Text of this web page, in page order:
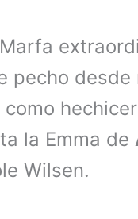
pecho
la Emma de
Wilsen.